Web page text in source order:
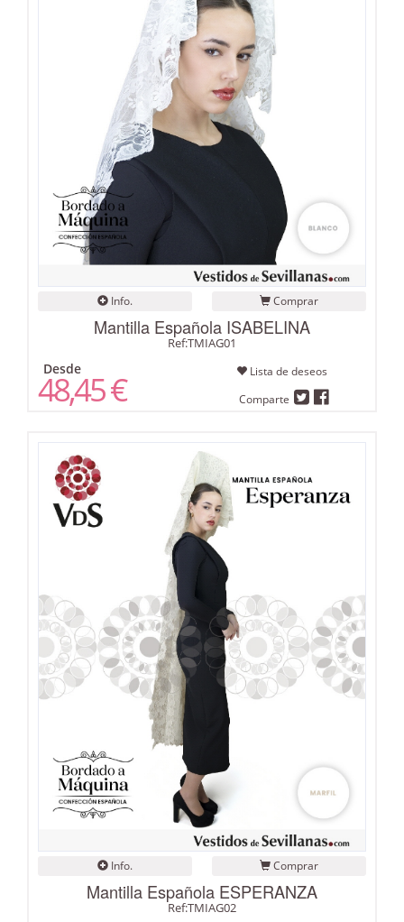
Info. Comprar
Mantilla Española ISABELINA
Ref:TMIAG01
Desde Lista de deseos
48,45 € Comparte
Info. Comprar
Mantilla Española ESPERANZA
Ref:TMIAG02